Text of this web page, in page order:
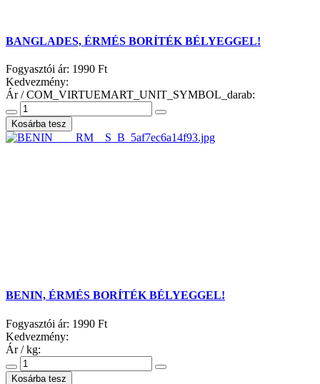
BANGLADES, ÉRMÉS BORÍTÉK BÉLYEGGEL!
Fogyasztói ár: 1990 Ft
Kedvezmény:
Ár / COM_VIRTUEMART_UNIT_SYMBOL_darab:
BENIN, ÉRMÉS BORÍTÉK BÉLYEGGEL!
Fogyasztói ár: 1990 Ft
Kedvezmény:
Ár / kg: